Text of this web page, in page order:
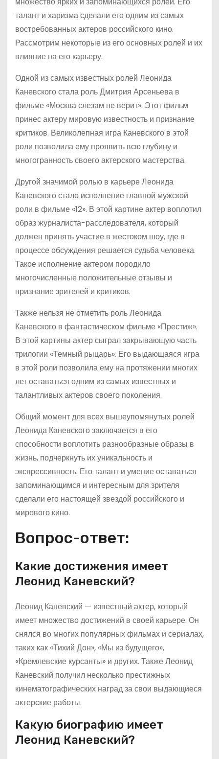
талант и харизма сделали его одним из самых
востребованных актеров российского кино.
Рассмотрим некоторые из его основных ролей и их
влияние на его карьеру.
Одной из самых известных ролей Леонида
Каневского стала роль Дмитрия Арсеньева в
фильме «Москва слезам не верит». Этот фильм
принес актеру мировую известность и признание
критиков. Великолепная игра Каневского в этой
роли позволила ему проявить всю глубину и
многогранность своего актерского мастерства.
Другой значимой ролью в карьере Леонида
Каневского стало исполнение главной мужской
роли в фильме «12». В этой картине актер воплотил
образ журналиста-расследователя, который
должен принять участие в жестоком шоу, где в
процессе обсуждения решается судьба человека.
Такое исполнение актером породило
многочисленные положительные отзывы и
признание зрителей и критиков.
Также нельзя не отметить роль Леонида
Каневского в фантастическом фильме «Престиж».
В этой картины актер сыграл закрывающую часть
трилогии «Темный рыцарь». Его выдающаяся игра
в этой роли позволила ему на протяжении многих
лет оставаться одним из самых известных и
талантливых актеров своего поколения.
Общий момент для всех вышеупомянутых ролей
Леонида Каневского заключается в его
способности воплотить разнообразные образы в
жизнь, подчеркнуть их уникальность и
экспрессивность. Его талант и умение оставаться
запоминающимся и интересным для зрителя
сделали его настоящей звездой российского и
мирового кино.
Вопрос-ответ:
Какие достижения имеет
Леонид Каневский?
Леонид Каневский — известный актер, который
имеет множество достижений в своей карьере. Он
снялся во многих популярных фильмах и сериалах,
таких как «Тихий Дон», «Мы из будущего»,
«Кремлевские курсанты» и других. Также Леонид
Каневский получил несколько престижных
кинематографических наград за свои выдающиеся
актерские работы.
Какую биографию имеет
Леонид Каневский?